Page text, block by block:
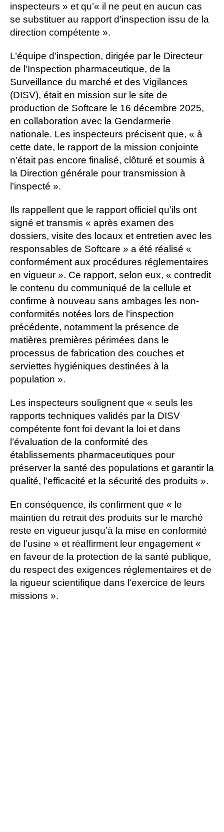
inspecteurs » et qu’« il ne peut en aucun cas
se substituer au rapport d’inspection issu de la
direction compétente ».
L’équipe d’inspection, dirigée par le Directeur
de l’Inspection pharmaceutique, de la
Surveillance du marché et des Vigilances
(DISV), était en mission sur le site de
production de Softcare le 16 décembre 2025,
en collaboration avec la Gendarmerie
nationale. Les inspecteurs précisent que, « à
cette date, le rapport de la mission conjointe
n’était pas encore finalisé, clôturé et soumis à
la Direction générale pour transmission à
l’inspecté ».
Ils rappellent que le rapport officiel qu’ils ont
signé et transmis « après examen des
dossiers, visite des locaux et entretien avec les
responsables de Softcare » a été réalisé «
conformément aux procédures réglementaires
en vigueur ». Ce rapport, selon eux, « contredit
le contenu du communiqué de la cellule et
confirme à nouveau sans ambages les non-
conformités notées lors de l’inspection
précédente, notamment la présence de
matières premières périmées dans le
processus de fabrication des couches et
serviettes hygiéniques destinées à la
population ».
Les inspecteurs soulignent que « seuls les
rapports techniques validés par la DISV
compétente font foi devant la loi et dans
l’évaluation de la conformité des
établissements pharmaceutiques pour
préserver la santé des populations et garantir la
qualité, l’efficacité et la sécurité des produits ».
En conséquence, ils confirment que « le
maintien du retrait des produits sur le marché
reste en vigueur jusqu’à la mise en conformité
de l’usine » et réaffirment leur engagement «
en faveur de la protection de la santé publique,
du respect des exigences réglementaires et de
la rigueur scientifique dans l’exercice de leurs
missions ».